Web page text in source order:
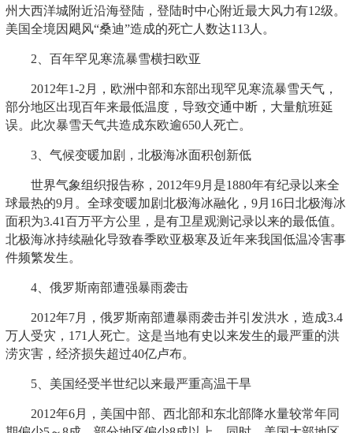
州大西洋城附近沿海登陆，登陆时中心附近最大风力有12级。
美国全境因飓风“桑迪”造成的死亡人数达113人。
2、百年罕见寒流暴雪横扫欧亚
2012年1-2月，欧洲中部和东部出现罕见寒流暴雪天气，
部分地区出现百年来最低温度，导致交通中断，大量航班延
误。此次暴雪天气共造成东欧逾650人死亡。
3、气候变暖加剧，北极海冰面积创新低
世界气象组织报告称，2012年9月是1880年有纪录以来全
球最热的9月。全球变暖加剧北极海冰融化，9月16日北极海冰
面积为3.41百万平方公里，是有卫星观测记录以来的最低值。
北极海冰持续融化导致春季欧亚极寒及近年来我国低温冷害事
件频繁发生。
4、俄罗斯南部遭强暴雨袭击
2012年7月，俄罗斯南部遭暴雨袭击并引发洪水，造成3.4
万人受灾，171人死亡。这是当地有史以来发生的最严重的洪
涝灾害，经济损失超过40亿卢布。
5、美国经受半世纪以来最严重高温干旱
2012年6月，美国中部、西北部和东北部降水量较常年同